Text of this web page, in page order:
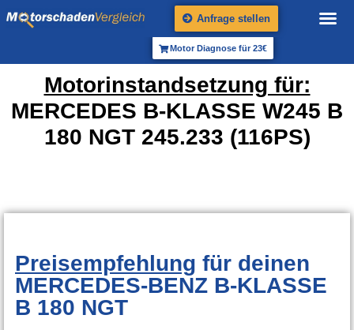
Anfrage stellen
Motor Diagnose für 23€
Motorinstandsetzung für:
MERCEDES B-KLASSE W245 B
180 NGT 245.233 (116PS)
Preisempfehlung für deinen
MERCEDES-BENZ B-KLASSE
B 180 NGT